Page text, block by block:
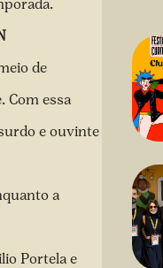
de
Com essa
e ouvinte
a
Portela e